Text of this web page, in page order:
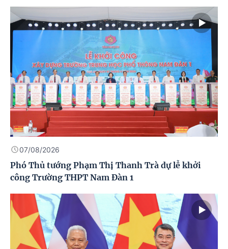
07/08/2026
Phó Thủ tướng Phạm Thị Thanh Trà dự lễ khởi
công Trường THPT Nam Đàn 1